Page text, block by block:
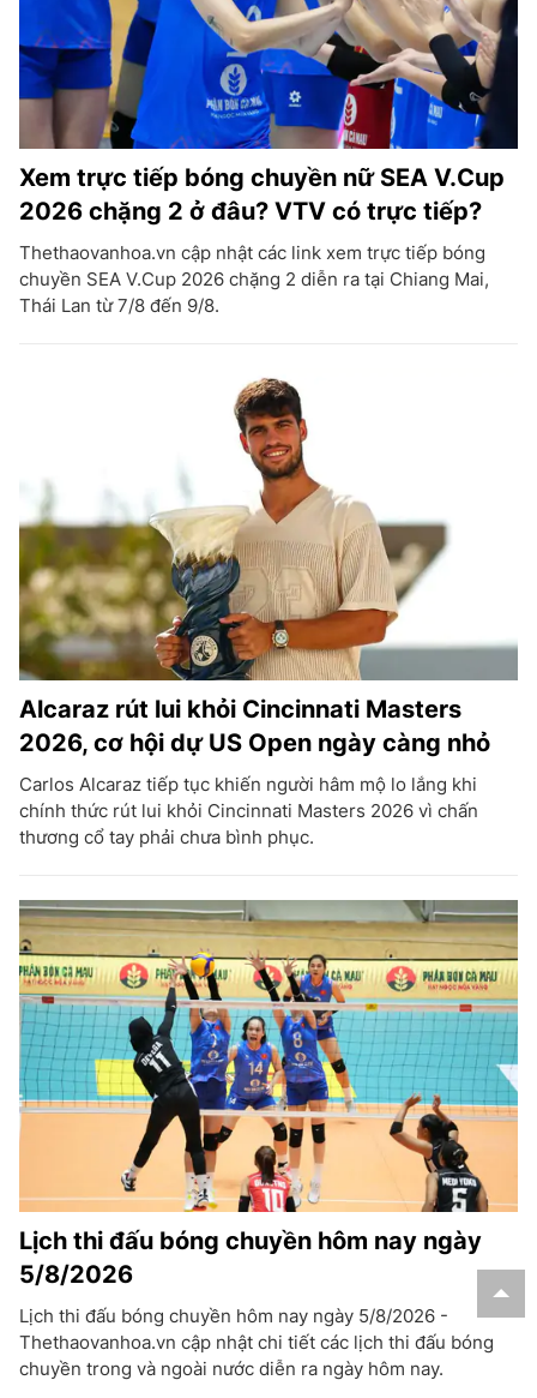
Xem trực tiếp bóng chuyền nữ SEA V.Cup
2026 chặng 2 ở đâu? VTV có trực tiếp?
Thethaovanhoa.vn cập nhật các link xem trực tiếp bóng
chuyền SEA V.Cup 2026 chặng 2 diễn ra tại Chiang Mai,
Thái Lan từ 7/8 đến 9/8.
Alcaraz rút lui khỏi Cincinnati Masters
2026, cơ hội dự US Open ngày càng nhỏ
Carlos Alcaraz tiếp tục khiến người hâm mộ lo lắng khi
chính thức rút lui khỏi Cincinnati Masters 2026 vì chấn
thương cổ tay phải chưa bình phục.
Lịch thi đấu bóng chuyền hôm nay ngày
5/8/2026
Lịch thi đấu bóng chuyền hôm nay ngày 5/8/2026 -
Thethaovanhoa.vn cập nhật chi tiết các lịch thi đấu bóng
chuyền trong và ngoài nước diễn ra ngày hôm nay.